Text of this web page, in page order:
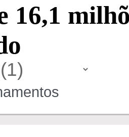
16,1